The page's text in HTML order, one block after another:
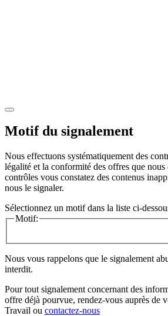
Motif du signalement
Nous effectuons systématiquement des
légalité et la conformité des offres que
contrôles vous constatez des contenus
nous le signaler.
Sélectionnez un motif dans la liste ci-
Motif:
Nous vous rappelons que le signalement
interdit.
Pour tout signalement concernant des
offre déjà pourvue, rendez-vous auprès de
Travail ou contactez-nous